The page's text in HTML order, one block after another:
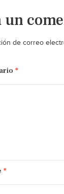
un
de correo
*
*